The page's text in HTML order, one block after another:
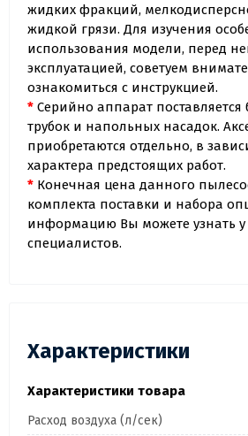
жидких фракций,
жидкой грязи. Для изучения
использования модели, перед
эксплуатацией, советуем
ознакомиться с инструкцией.
* Серийно аппарат
трубок и напольных насадок.
приобретаются отдельно, в
характера предстоящих работ.
* Конечная цена данного
комплекта поставки и набора
информацию Вы можете узнать
специалистов.
Характеристики
Характеристики товара
Расход воздуха (л/сек)